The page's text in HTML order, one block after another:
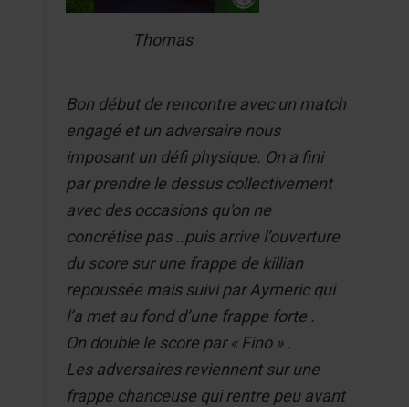
Thomas
Bon début de rencontre avec un match
engagé et un adversaire nous
imposant un défi physique. On a fini
par prendre le dessus collectivement
avec des occasions qu'on ne
concrétise pas ..puis arrive l’ouverture
du score sur une frappe de killian
repoussée mais suivi par Aymeric qui
l’a met au fond d’une frappe forte .
On double le score par « Fino » .
Les adversaires reviennent sur une
frappe chanceuse qui rentre peu avant